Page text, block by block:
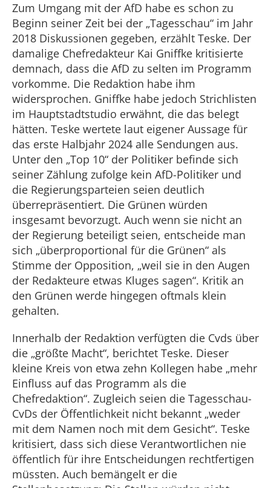
Zum Umgang mit der AfD habe es schon zu
Beginn seiner Zeit bei der „Tagesschau“ im Jahr
2018 Diskussionen gegeben, erzählt Teske. Der
damalige Chefredakteur Kai Gniffke kritisierte
demnach, dass die AfD zu selten im Programm
vorkomme. Die Redaktion habe ihm
widersprochen. Gniffke habe jedoch Strichlisten
im Hauptstadtstudio erwähnt, die das belegt
hätten. Teske wertete laut eigener Aussage für
das erste Halbjahr 2024 alle Sendungen aus.
Unter den „Top 10“ der Politiker befinde sich
seiner Zählung zufolge kein AfD-Politiker und
die Regierungsparteien seien deutlich
überrepräsentiert. Die Grünen würden
insgesamt bevorzugt. Auch wenn sie nicht an
der Regierung beteiligt seien, entscheide man
sich „überproportional für die Grünen“ als
Stimme der Opposition, „weil sie in den Augen
der Redakteure etwas Kluges sagen“. Kritik an
den Grünen werde hingegen oftmals klein
gehalten.
Innerhalb der Redaktion verfügten die Cvds über
die „größte Macht“, berichtet Teske. Dieser
kleine Kreis von etwa zehn Kollegen habe „mehr
Einfluss auf das Programm als die
Chefredaktion“. Zugleich seien die Tagesschau-
CvDs der Öffentlichkeit nicht bekannt „weder
mit dem Namen noch mit dem Gesicht“. Teske
kritisiert, dass sich diese Verantwortlichen nie
öffentlich für ihre Entscheidungen rechtfertigen
müssten. Auch bemängelt er die